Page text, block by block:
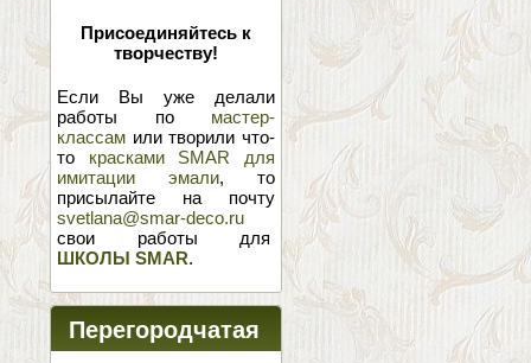
Присоединяйтесь к
творчеству!
Если Вы уже делали
работы по мастер-
классам или творили что-
то красками SMAR для
имитации эмали, то
присылайте на почту
svetlana@smar-deco.ru
свои работы для
ШКОЛЫ SMAR.
Перегородчатая